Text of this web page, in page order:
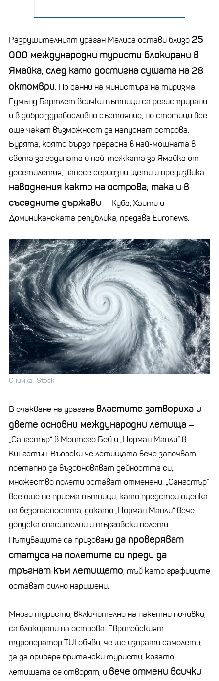
Разрушителният ураган Мелиса остави близо 25
000 международни туристи блокирани в
Ямайка, след като достигна сушата на 28
октомври. По данни на министъра на туризма
Едмънд Бартлет всички пътници са регистрирани
и в добро здравословно състояние, но стотици все
още чакат възможност да напуснат острова.
Бурята, която бързо прерасна в най-мощната в
света за годината и най-тежката за Ямайка от
десетилетия, нанесе сериозни щети и предизвика
наводнения както на острова, така и в
съседните държави — Куба, Хаити и
Доминиканската република, предава Euronews.
Снимка: iStock
В очакване на урагана властите затвориха и
двете основни международни летища —
„Сангстър“ в Монтего Бей и „Норман Манли“ в
Кингстън. Въпреки че летищата вече започват
поетапно да възобновяват дейността си,
множество полети остават отменени. „Сангстър“
все още не приема пътници, като предстои оценка
на безопасността, докато „Норман Манли“ вече
допуска спасителни и търговски полети.
Пътуващите са призовани да проверяват
статуса на полетите си преди да
тръгнат към летището, тъй като графиците
остават силно нарушени.
Много туристи, включително на пакетни почивки,
са блокирани на острова. Европейският
туроператор TUI обяви, че ще изпрати самолети,
за да прибере британски туристи, когато
летищата се отворят, и вече отмени всички